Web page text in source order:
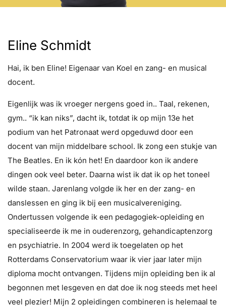
Eline Schmidt
Hai, ik ben Eline! Eigenaar van Koel en zang- en musical
docent.
Eigenlijk was ik vroeger nergens goed in.. Taal, rekenen,
gym.. “ik kan niks”, dacht ik, totdat ik op mijn 13e het
podium van het Patronaat werd opgeduwd door een
docent van mijn middelbare school. Ik zong een stukje van
The Beatles. En ik kón het! En daardoor kon ik andere
dingen ook veel beter. Daarna wist ik dat ik op het toneel
wilde staan. Jarenlang volgde ik her en der zang- en
danslessen en ging ik bij een musicalvereniging.
Ondertussen volgende ik een pedagogiek-opleiding en
specialiseerde ik me in ouderenzorg, gehandicaptenzorg
en psychiatrie. In 2004 werd ik toegelaten op het
Rotterdams Conservatorium waar ik vier jaar later mijn
diploma mocht ontvangen. Tijdens mijn opleiding ben ik al
begonnen met lesgeven en dat doe ik nog steeds met heel
veel plezier! Mijn 2 opleidingen combineren is helemaal te